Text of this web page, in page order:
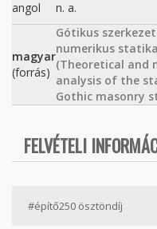
angol
n. a.
magyar
(forrás)
Gótikus
numerikus
(Theoretical and
analysis of the
Gothic masonry
FELVÉTELI
#építő250 ösztöndíj